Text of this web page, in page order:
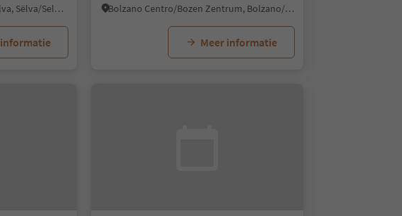
Selva/Sëlva/Wolkenstein/Sëlva, Sëlva/Selva di Val Gardena, Dolomites Region Val Gardena Bolzano Centro/Bozen Zentrum, Bolzano/Bozen, Bolzano/Bozen and environs
Meer informatie